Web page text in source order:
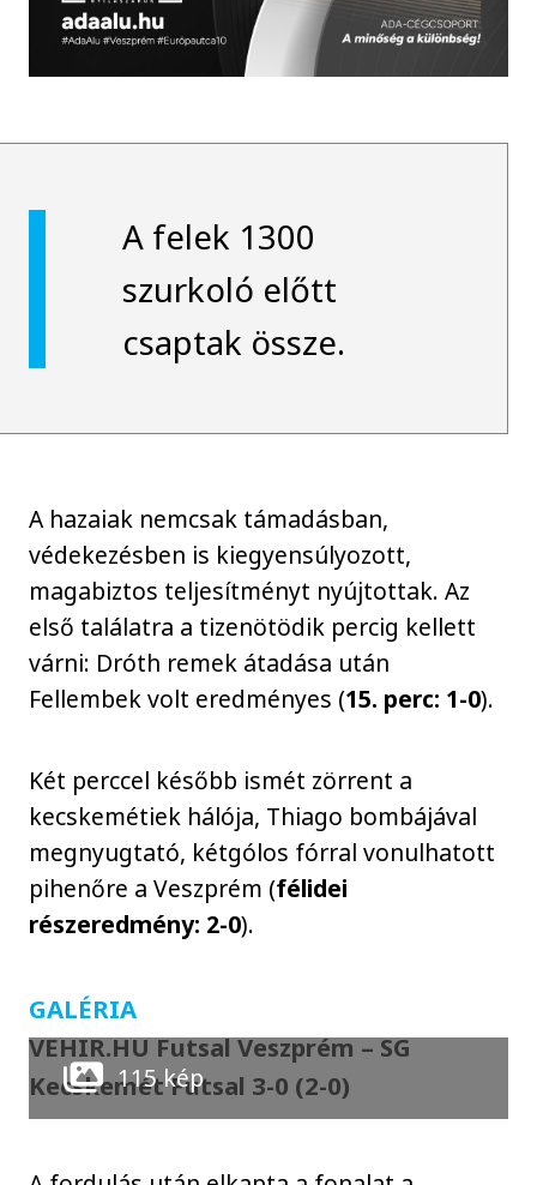
A felek 1300
szurkoló előtt
csaptak össze.
A hazaiak nemcsak támadásban,
védekezésben is kiegyensúlyozott,
magabiztos teljesítményt nyújtottak. Az
első találatra a tizenötödik percig kellett
várni: Dróth remek átadása után
Fellembek volt eredményes (15. perc: 1-0).
Két perccel később ismét zörrent a
kecskemétiek hálója, Thiago bombájával
megnyugtató, kétgólos fórral vonulhatott
pihenőre a Veszprém (félidei
részeredmény: 2-0).
GALÉRIA
VEHIR.HU Futsal Veszprém – SG
Kecskemét Futsal 3-0 (2-0)
115 kép